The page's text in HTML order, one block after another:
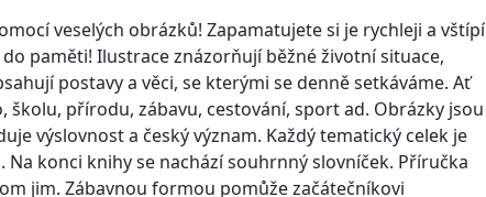
veselých obrázků! Zapamatujete si je rychleji a vštípí
paměti! Ilustrace znázorňují běžné životní situace,
postavy a věci, se kterými se denně setkáváme. Ať
školu, přírodu, zábavu, cestování, sport ad. Obrázky jsou
výslovnost a český význam. Každý tematický celek je
konci knihy se nachází souhrnný slovníček. Příručka
jim. Zábavnou formou pomůže začátečníkovi